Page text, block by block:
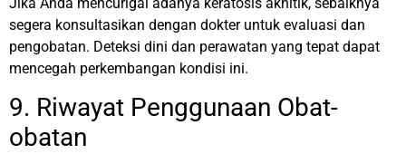
segera konsultasikan dengan dokter untuk evaluasi dan
pengobatan. Deteksi dini dan perawatan yang tepat dapat
mencegah perkembangan kondisi ini.
9. Riwayat Penggunaan Obat-
obatan